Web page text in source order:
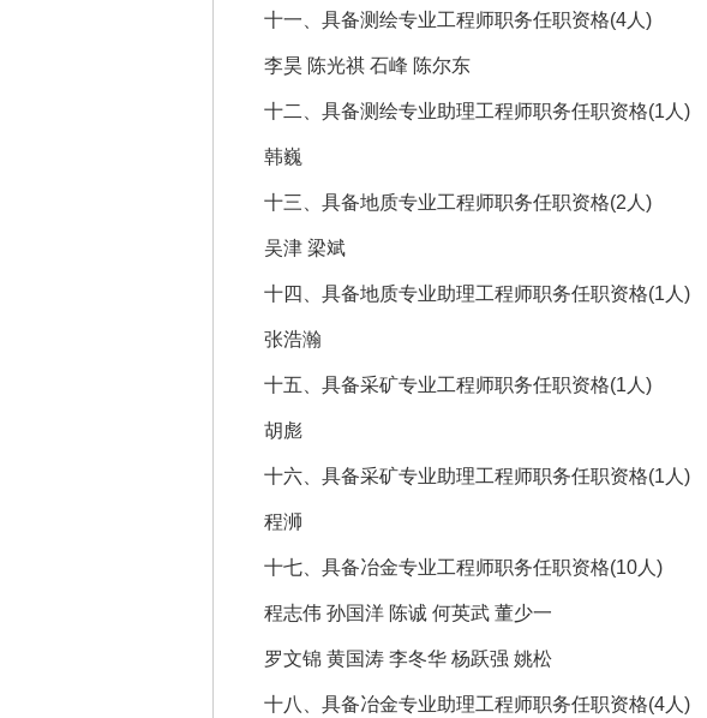
十一、具备测绘专业工程师职务任职资格(4人)
李昊 陈光祺 石峰 陈尔东
十二、具备测绘专业助理工程师职务任职资格(1人)
韩巍
十三、具备地质专业工程师职务任职资格(2人)
吴津 梁斌
十四、具备地质专业助理工程师职务任职资格(1人)
张浩瀚
十五、具备采矿专业工程师职务任职资格(1人)
胡彪
十六、具备采矿专业助理工程师职务任职资格(1人)
程浉
十七、具备冶金专业工程师职务任职资格(10人)
程志伟 孙国洋 陈诚 何英武 董少一
罗文锦 黄国涛 李冬华 杨跃强 姚松
十八、具备冶金专业助理工程师职务任职资格(4人)